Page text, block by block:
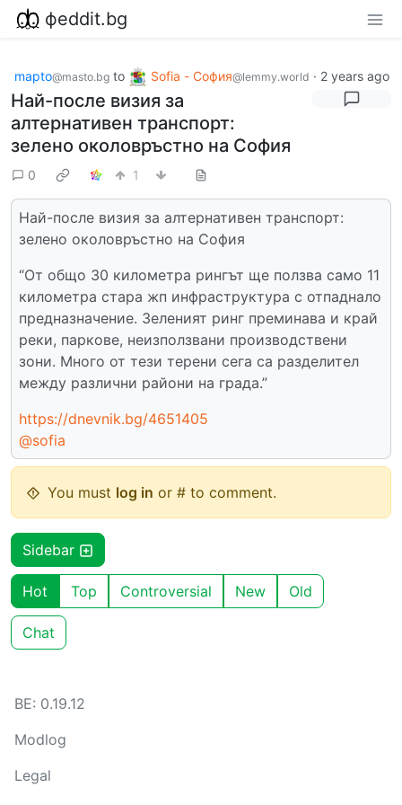
фeddit.bg
mapto@masto.bg to Sofia - София@lemmy.world · 2 years ago
Най-после визия за
алтернативен транспорт:
зелено околовръстно на София
0 1
Най-после визия за алтернативен транспорт:
зелено околовръстно на София
“От общо 30 километра рингът ще ползва само 11
километра стара жп инфраструктура с отпаднало
предназначение. Зеленият ринг преминава и край
реки, паркове, неизползвани производствени
зони. Много от тези терени сега са разделител
между различни райони на града.”
https://dnevnik.bg/4651405
@sofia
You must log in or # to comment.
Sidebar
Hot Top Controversial New Old
Chat
BE: 0.19.12
Modlog
Legal